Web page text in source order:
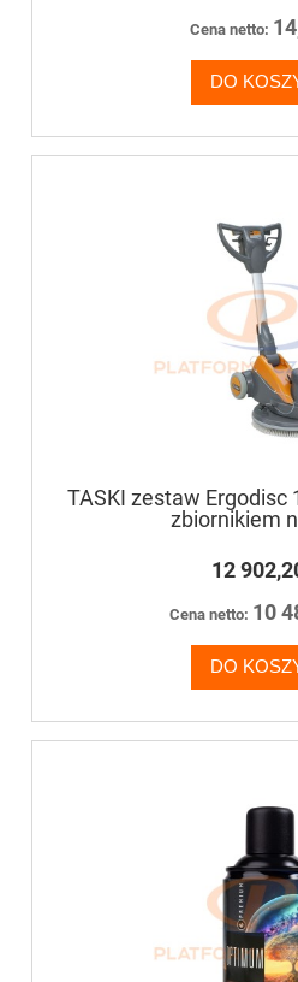
Cena netto:
DO
TASKI zestaw Ergodisc
zbiornikiem
12
Cena netto: 10
DO